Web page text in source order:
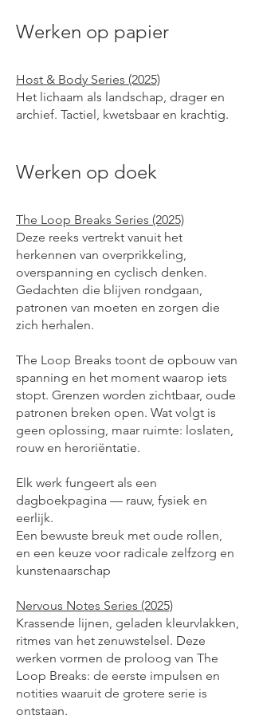
Werken op papier
Host & Body Series (2025)
Het lichaam als landschap, drager en
archief. Tactiel, kwetsbaar en krachtig.
Werken op doek
The Loop Breaks Series (2025)
Deze reeks vertrekt vanuit het
herkennen van overprikkeling,
overspanning en cyclisch denken.
Gedachten die blijven rondgaan,
patronen van moeten en zorgen die
zich herhalen.
The Loop Breaks toont de opbouw van
spanning en het moment waarop iets
stopt. Grenzen worden zichtbaar, oude
patronen breken open. Wat volgt is
geen oplossing, maar ruimte: loslaten,
rouw en heroriëntatie.
Elk werk fungeert als een
dagboekpagina — rauw, fysiek en
eerlijk.
Een bewuste breuk met oude rollen,
en een keuze voor radicale zelfzorg en
kunstenaarschap
Nervous Notes Series (2025)
Krassende lijnen, geladen kleurvlakken,
ritmes van het zenuwstelsel. Deze
werken vormen de proloog van The
Loop Breaks: de eerste impulsen en
notities waaruit de grotere serie is
ontstaan.